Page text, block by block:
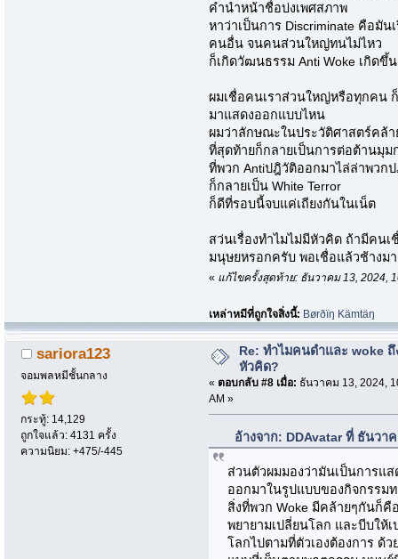
คำนำหน้าชื่อบ่งเพศสภาพ
หาว่าเป็นการ Discriminate คือมั
คนอื่น จนคนส่วนใหญ่ทนไม่ไหว
ก็เกิดวัฒนธรรม Anti Woke เกิดขึ้น
ผมเชื่อคนเราส่วนใหญ่หรือทุกคน
มาแสดงออกแบบไหน
ผมว่าลักษณะในประวัติศาสตร์คล้
ที่สุดท้ายก็กลายเป็นการต่อต้านมุม
ที่พวก Antiปฎิวัติออกมาไล่ล่าพว
ก็กลายเป็น White Terror
ก็ดีที่รอบนี้จบแค่เถียงกันในเน็ต
สว่นเรื่องทำไมไม่มีหัวคิด ถ้ามีคน
มนุษยหรอกครับ พอเชื่อแล้วช้างม
« แก้ไขครั้งสุดท้าย: ธันวาคม 13, 2024,
เหล่าหมีที่ถูกใจสิ่งนี้: Børðïŋ Kämtäŋ
sariora123
จอมพลหมีชั้นกลาง
กระทู้: 14,129
ถูกใจแล้ว: 4131 ครั้ง
ความนิยม: +475/-445
Re: ทำไมคนดำและ woke ถึ
หัวคิด?
« ตอบกลับ #8 เมื่อ: ธันวาคม 13, 2024,
AM »
อ้างจาก: DDAvatar ที่ ธันวา
ส่วนตัวผมมองว่ามันเป็นการแ
ออกมาในรูปแบบของกิจกรรม
สิ่งที่พวก Woke มีคล้ายๆกันก็คื
พยายามเปลี่ยนโลก และบีบให้เ
โลกไปตามที่ตัวเองต้องการ ด้